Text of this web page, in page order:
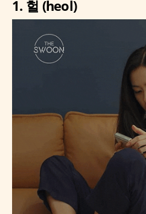
1. 헐 (heol)